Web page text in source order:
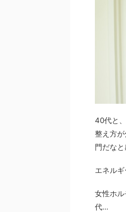
40代と
整え方
門だな
エネルギ
女性ホ
代…